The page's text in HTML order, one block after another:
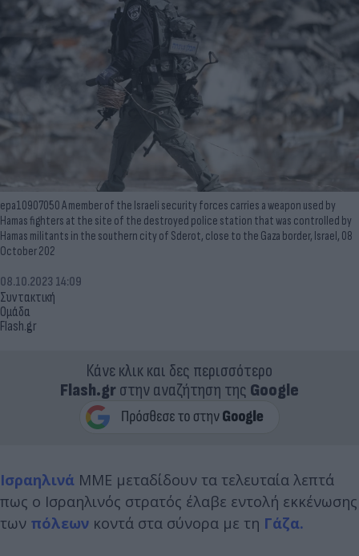
epa10907050 A member of the Israeli security forces carries a weapon used by
Hamas fighters at the site of the destroyed police station that was controlled by
Hamas militants in the southern city of Sderot, close to the Gaza border, Israel, 08
October 202
Συντακτική
Ομάδα
Flash.gr
08.10.2023 14:09
Κάνε κλικ και δες περισσότερο
Flash.grστην αναζήτηση της Google
Ισραηλινά ΜΜΕ μεταδίδουν τα τελευταία λεπτά
πως ο Ισραηλινός στρατός έλαβε εντολή εκκένωσης
των πόλεων κοντά στα σύνορα με τη Γάζα.